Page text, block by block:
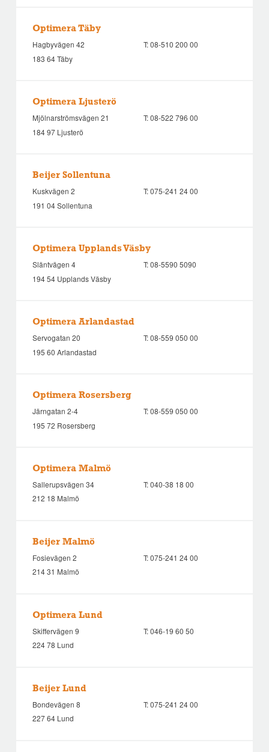
Optimera Täby
Hagbyvägen 42
183 64 Täby
T:08-510 200 00
Optimera Ljusterö
Mjölnarströmsvägen 21
184 97 Ljusterö
T:08-522 796 00
Beijer Sollentuna
Kuskvägen 2
191 04 Sollentuna
T:075-241 24 00
Optimera Upplands Väsby
Släntvägen 4
194 54 Upplands Väsby
T:08-5590 5090
Optimera Arlandastad
Servogatan 20
195 60 Arlandastad
T:08-559 050 00
Optimera Rosersberg
Järngatan 2-4
195 72 Rosersberg
T:08-559 050 00
Optimera Malmö
Sallerupsvägen 34
212 18 Malmö
T:040-38 18 00
Beijer Malmö
Fosievägen 2
214 31 Malmö
T:075-241 24 00
Optimera Lund
Skiffervägen 9
224 78 Lund
T:046-19 60 50
Beijer Lund
Bondevägen 8
227 64 Lund
T:075-241 24 00